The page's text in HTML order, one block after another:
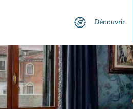
Découvrir